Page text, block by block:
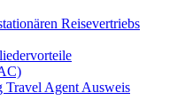
Reisevertriebs
Travel Agent Ausweis